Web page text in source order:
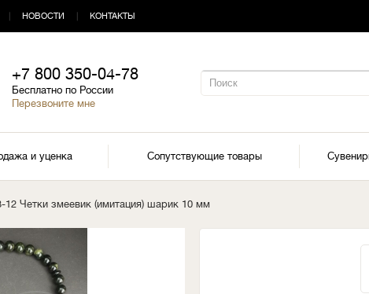
НОВОСТИ КОНТАКТЫ
+7 800 350-04-78
Бесплатно по России
Перезвоните мне
и уценка Сопутствующие товары
12 Четки змеевик (имитация) шарик 10 мм